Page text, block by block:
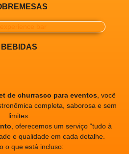
BEBIDAS
de churrasco para eventos, você
completa, saborosa e sem
limites.
, oferecemos um serviço “tudo à
e qualidade em cada detalhe.
o que está incluso: